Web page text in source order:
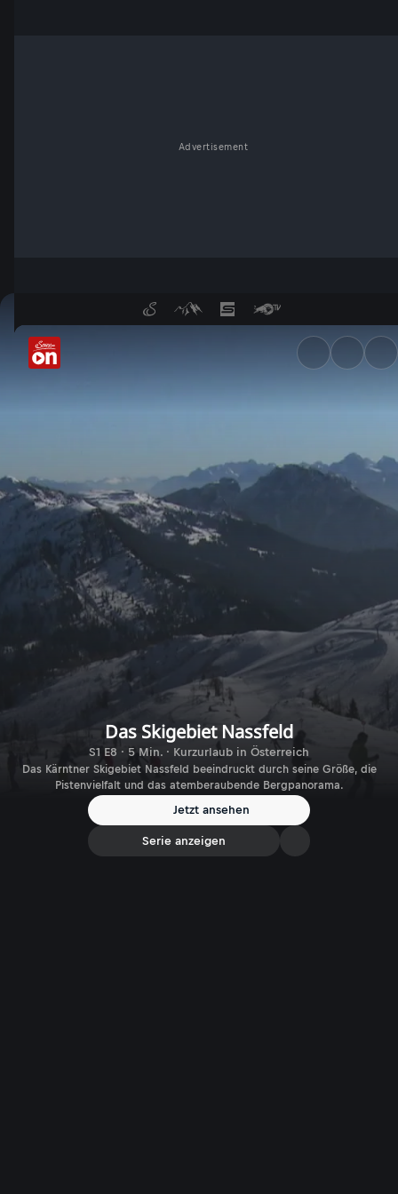
Advertisement
Das Skigebiet Nassfeld -
Das Skigebiet Nassfeld
S1 E8 · 5 Min. · Kurzurlaub in Österreich
Das Kärntner Skigebiet Nassfeld beeindruckt durch seine Größe, die
Pistenvielfalt und das atemberaubende Bergpanorama.
Jetzt ansehen
Serie anzeigen